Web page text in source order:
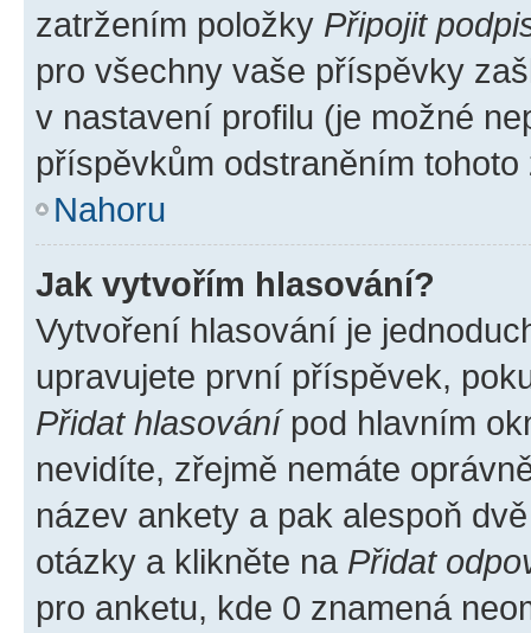
zatržením položky Připojit
pro všechny vaše příspěvky
v nastavení profilu (je možné
příspěvkům odstraněním
Nahoru
Jak vytvořím hlasování?
Vytvoření hlasování je
upravujete první příspěvek,
Přidat hlasovánípod hlavním
nevidíte, zřejmě nemáte
název ankety a pak alespoň
otázky a klikněte na Přidat
pro anketu, kde 0 znamená